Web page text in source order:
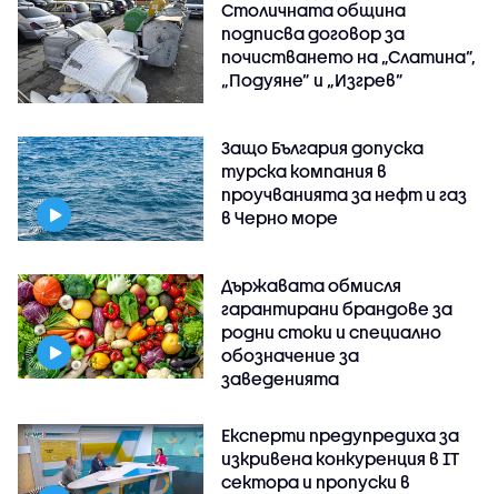
Столичната община
подписва договор за
почистването на „Слатина”,
„Подуяне” и „Изгрев”
Защо България допуска
турска компания в
проучванията за нефт и газ
в Черно море
Държавата обмисля
гарантирани брандове за
родни стоки и специално
обозначение за
заведенията
Експерти предупредиха за
изкривена конкуренция в IT
сектора и пропуски в